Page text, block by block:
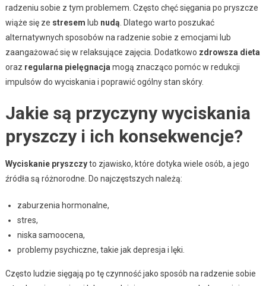
radzeniu sobie z tym problemem. Często chęć sięgania po pryszcze
wiąże się ze stresem lub nudą . Dlatego warto poszukać
alternatywnych sposobów na radzenie sobie z emocjami lub
zaangażować się w relaksujące zajęcia. Dodatkowo zdrowsza dieta
oraz regularna pielęgnacja mogą znacząco pomóc w redukcji
impulsów do wyciskania i poprawić ogólny stan skóry.
Jakie są przyczyny wyciskania
pryszczy i ich konsekwencje?
Wyciskanie pryszczyto zjawisko, które dotyka wiele osób, a jego
źródła są różnorodne. Do najczęstszych należą:
zaburzenia hormonalne,
stres,
niska samoocena,
problemy psychiczne, takie jak depresja i lęki.
Często ludzie sięgają po tę czynność jako sposób na radzenie sobie